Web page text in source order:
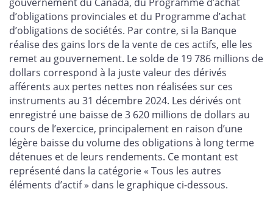
d’obligations provinciales et du Programme d’achat
d’obligations de sociétés. Par contre, si la Banque
réalise des gains lors de la vente de ces actifs, elle les
remet au gouvernement. Le solde de 19 786 millions de
dollars correspond à la juste valeur des dérivés
afférents aux pertes nettes non réalisées sur ces
instruments au 31 décembre 2024. Les dérivés ont
enregistré une baisse de 3 620 millions de dollars au
cours de l’exercice, principalement en raison d’une
légère baisse du volume des obligations à long terme
détenues et de leurs rendements. Ce montant est
représenté dans la catégorie « Tous les autres
éléments d’actif » dans le graphique ci-dessous.